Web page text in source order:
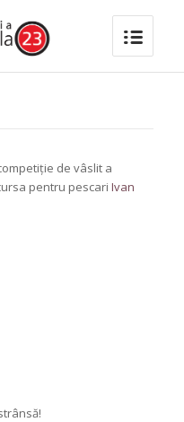
de vâslit a
pentru pescari Ivan